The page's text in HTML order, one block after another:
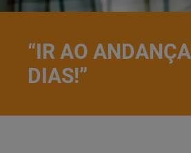
“IR AO
DIAS!”